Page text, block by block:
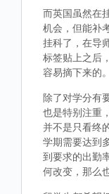
而英国虽然在
机会，但能补
挂科了，在导
标签贴上之后
容易摘下来的。
除了对学分有
也是特别注重
并不是只看终
学期需要达到
到要求的出勤
何改变，那么